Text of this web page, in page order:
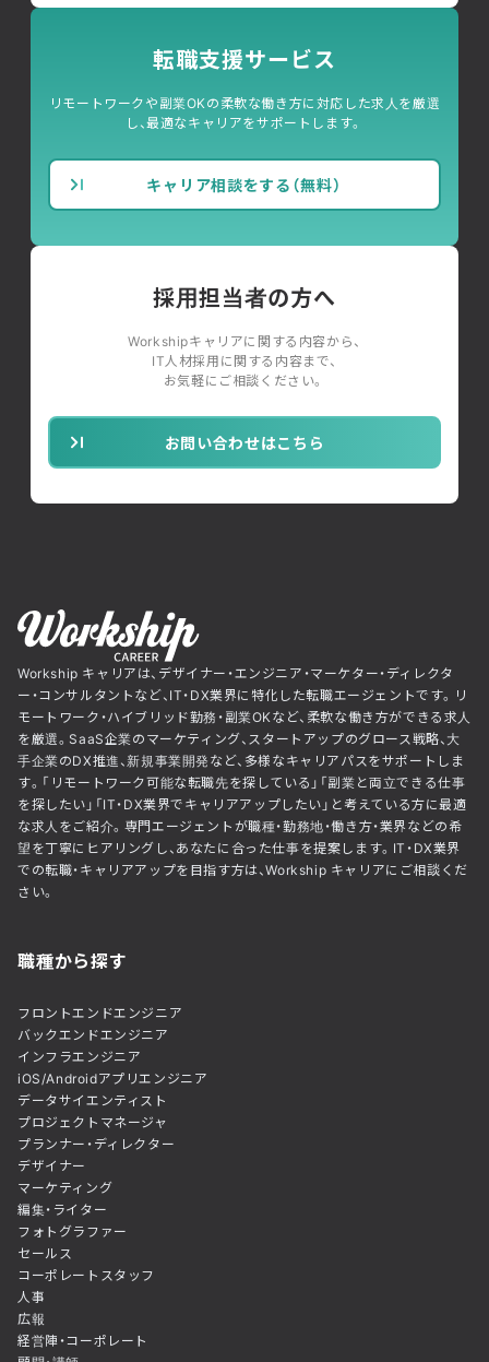
転職支援サービス
リモートワークや副業OKの柔軟な働き方に対応した求人を厳選
し、最適なキャリアをサポートします。
キャリア相談をする（無料）
採用担当者の方へ
Workshipキャリアに関する内容から、
IT人材採用に関する内容まで、
お気軽にご相談ください。
お問い合わせはこちら
Workship キャリアは、デザイナー・エンジニア・マーケター・ディレクタ
ー・コンサルタントなど、IT・DX業界に特化した転職エージェントです。リ
モートワーク・ハイブリッド勤務・副業OKなど、柔軟な働き方ができる求人
を厳選。SaaS企業のマーケティング、スタートアップのグロース戦略、大
手企業のDX推進、新規事業開発など、多様なキャリアパスをサポートしま
す。「リモートワーク可能な転職先を探している」「副業と両立できる仕事
を探したい」「IT・DX業界でキャリアアップしたい」と考えている方に最適
な求人をご紹介。専門エージェントが職種・勤務地・働き方・業界などの希
望を丁寧にヒアリングし、あなたに合った仕事を提案します。IT・DX業界
での転職・キャリアアップを目指す方は、Workship キャリアにご相談くだ
さい。
職種から探す
フロントエンドエンジニア
バックエンドエンジニア
インフラエンジニア
iOS/Androidアプリエンジニア
データサイエンティスト
プロジェクトマネージャ
プランナー・ディレクター
デザイナー
マーケティング
編集・ライター
フォトグラファー
セールス
コーポレートスタッフ
人事
広報
経営陣・コーポレート